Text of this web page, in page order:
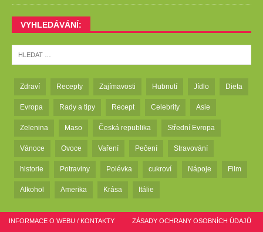
VYHLEDÁVÁNÍ:
Zdraví Recepty Zajímavosti Hubnutí Jídlo Dieta
Evropa Rady a tipy Recept Celebrity Asie
Zelenina Maso Česká republika Střední Evropa
Vánoce Ovoce Vaření Pečení Stravování
historie Potraviny Polévka cukroví Nápoje Film
Alkohol Amerika Krása Itálie
INFORMACE O WEBU / KONTAKTY ZÁSADY OCHRANY OSOBNÍCH ÚDAJŮ